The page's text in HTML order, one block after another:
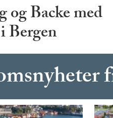
og Backe med
Bergen